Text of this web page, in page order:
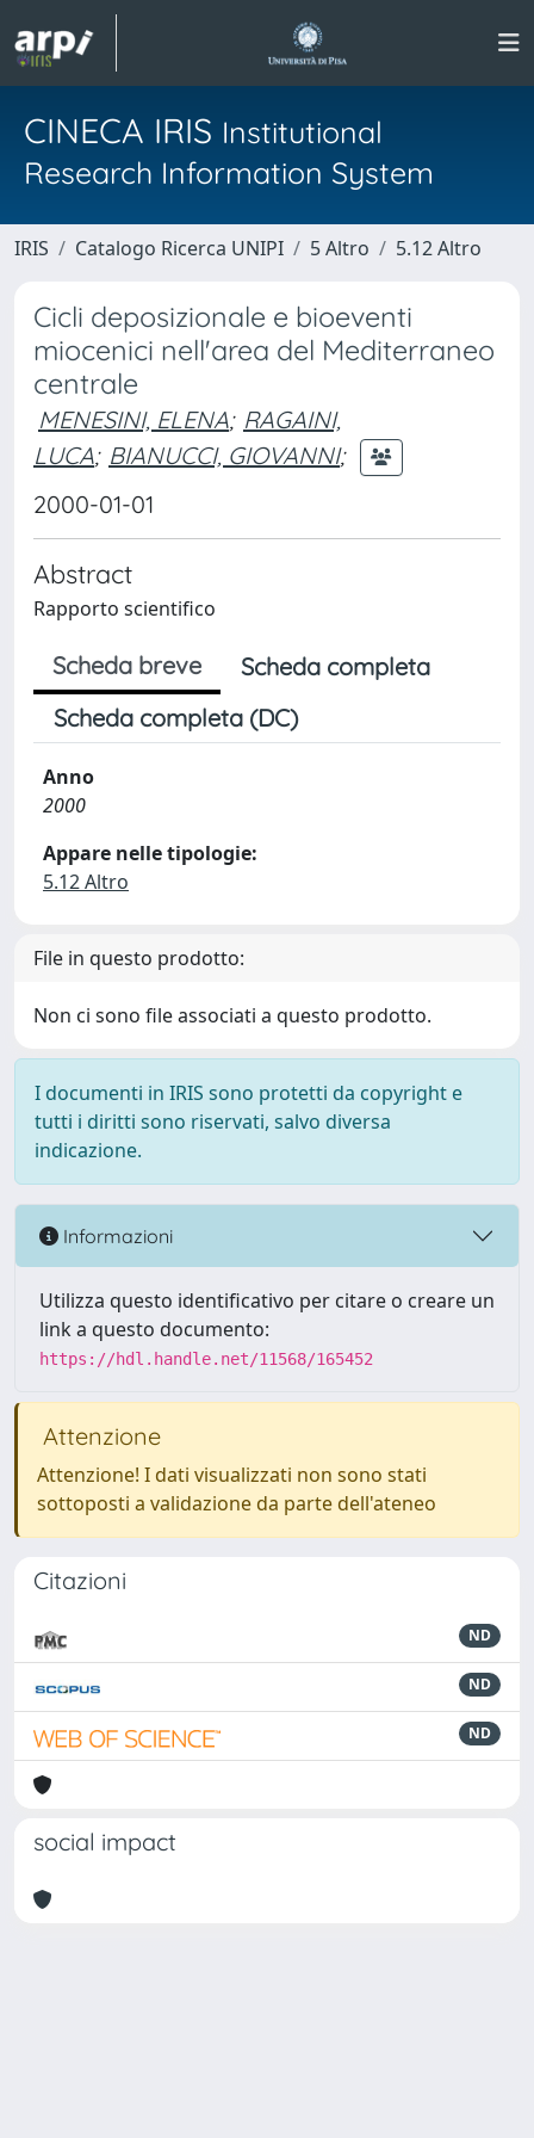
CINECA IRIS Institutional
Research Information System
IRIS Catalogo Ricerca UNIPI 5 Altro 5.12 Altro
Cicli deposizionale e bioeventi
miocenici nell'area del Mediterraneo
centrale
MENESINI, ELENA; RAGAINI,
LUCA; BIANUCCI, GIOVANNI;
2000-01-01
Abstract
Rapporto scientifico
Scheda breve
Scheda completa
Scheda completa (DC)
Anno
2000
Appare nelle tipologie:
5.12 Altro
File in questo prodotto:
Non ci sono file associati a questo prodotto.
I documenti in IRIS sono protetti da copyright e
tutti i diritti sono riservati, salvo diversa
indicazione.
Informazioni
Utilizza questo identificativo per citare o creare un
link a questo documento:
https://hdl.handle.net/11568/165452
Attenzione
Attenzione! I dati visualizzati non sono stati
sottoposti a validazione da parte dell'ateneo
Citazioni
ND
ND
ND
social impact